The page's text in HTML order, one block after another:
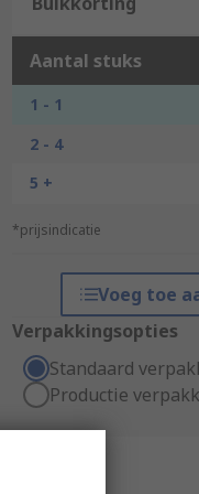
Aantal stuks
1 - 1
2 - 4
5 +
*prijsindicatie
Voeg toe
Verpakkingsopties
Standaard
Productie